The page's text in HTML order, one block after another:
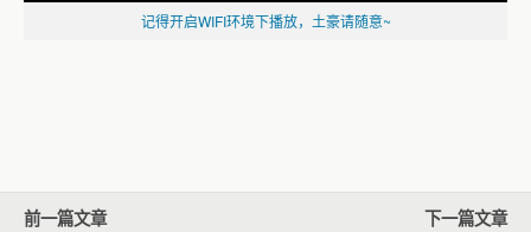
记得开启WIFI环境下播放，土豪请随意~
前一篇文章 下一篇文章